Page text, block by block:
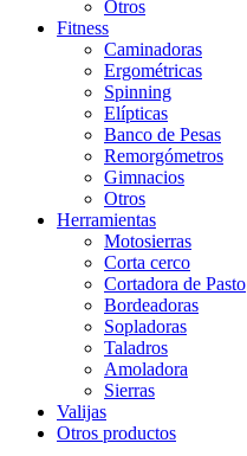
Otros
Fitness
Caminadoras
Ergométricas
Spinning
Elípticas
Banco de Pesas
Remorgómetros
Gimnacios
Otros
Herramientas
Motosierras
Corta cerco
Cortadora de Pasto
Bordeadoras
Sopladoras
Taladros
Amoladora
Sierras
Valijas
Otros productos